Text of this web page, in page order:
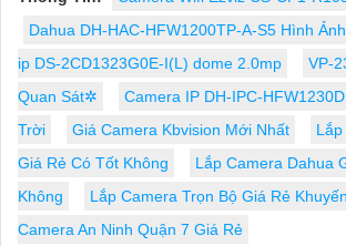
Dahua DH-HAC-HFW1200TP-A-S5 Hình
ip DS-2CD1323G0E-I(L) dome 2.0mp
VP-
Quan Sát✲
Camera IP DH-IPC-
Trời
Giá Camera Kbvision Mới Nhất
Giá Rẻ Có Tốt Không
Lắp Camera Dahua
Không
Lắp Camera Trọn Bộ Giá Rẻ
Camera An Ninh Quận 7 Giá Rẻ